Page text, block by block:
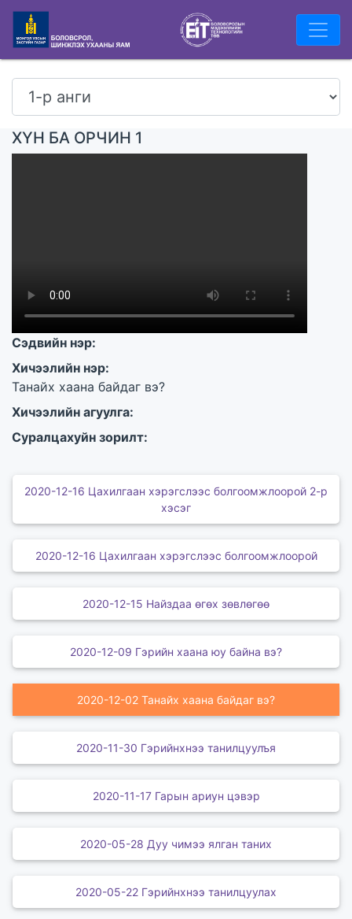
ХҮН БА ОРЧИН 1
Сэдвийн нэр:
Хичээлийн нэр:
Танайх хаана байдаг вэ?
Хичээлийн агуулга:
Суралцахуйн зорилт:
2020-12-16 Цахилгаан хэрэгслээс болгоомжлоорой 2-р
хэсэг
2020-12-16 Цахилгаан хэрэгслээс болгоомжлоорой
2020-12-15 Найздаа өгөх зөвлөгөө
2020-12-09 Гэрийн хаана юу байна вэ?
2020-12-02 Танайх хаана байдаг вэ?
2020-11-30 Гэрийнхнээ танилцуулъя
2020-11-17 Гарын ариун цэвэр
2020-05-28 Дуу чимээ ялган таних
2020-05-22 Гэрийнхнээ танилцуулах